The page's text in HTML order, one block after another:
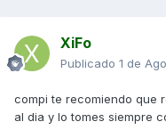
XiFo
Publicado 1 de
compi te recomiendo que
al dia y lo tomes siempre